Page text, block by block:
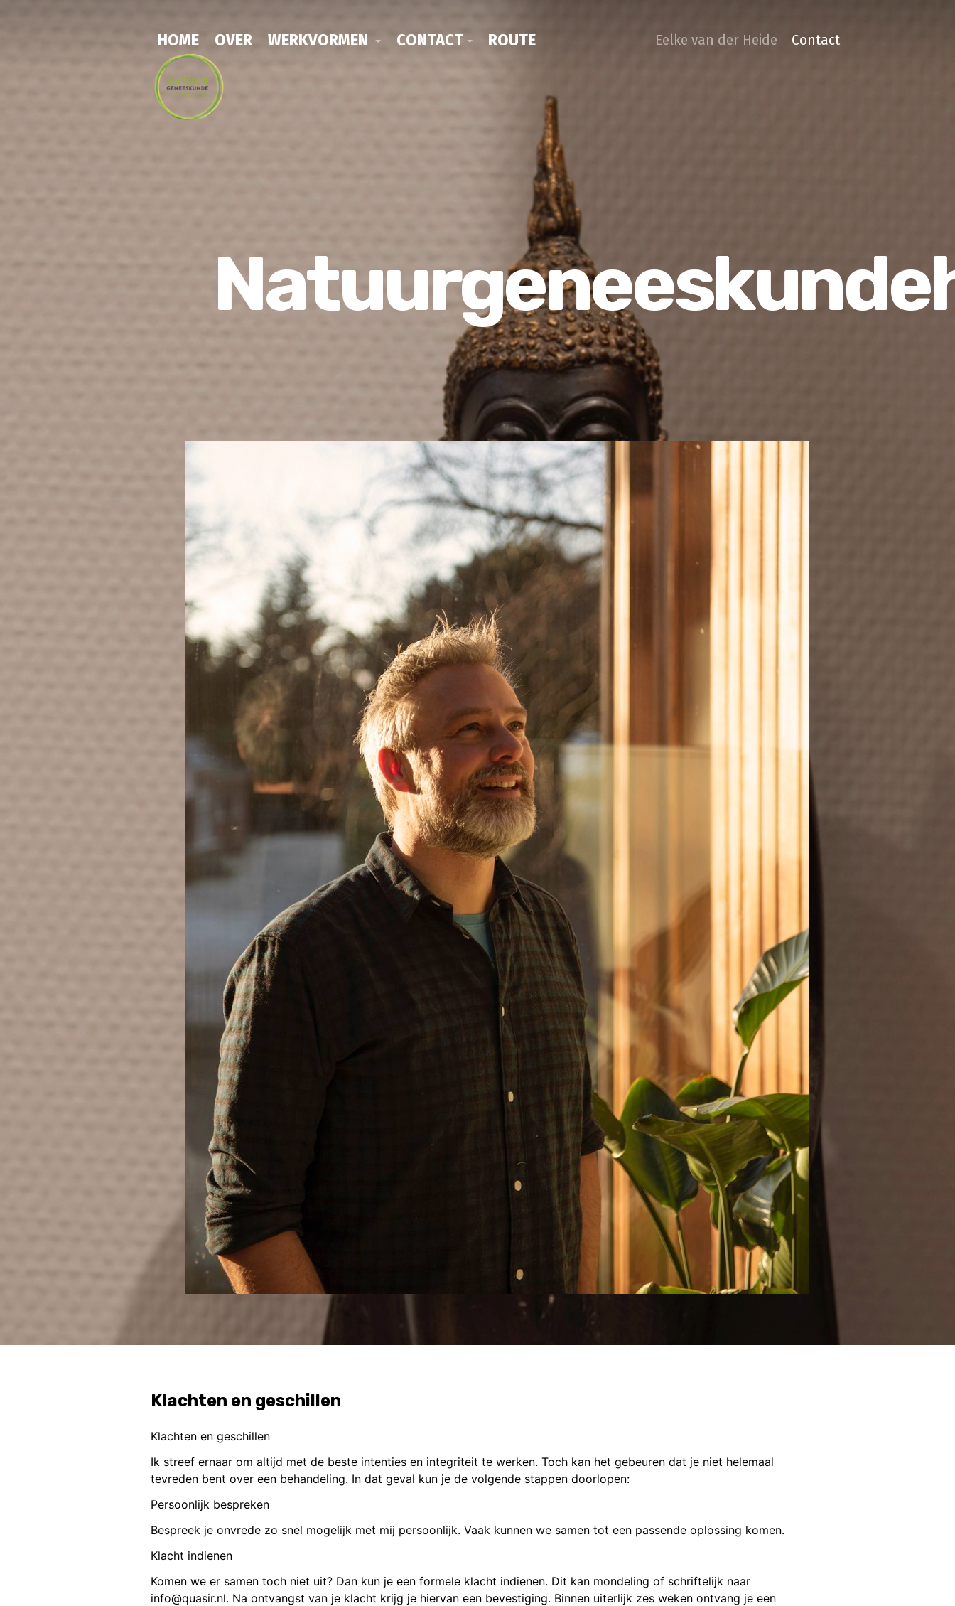
HOME OVER WERKVORMEN CONTACT ROUTE Eelke van der Heide Contact
Klachten en geschillen
Klachten en geschillen
Ik streef ernaar om altijd met de beste intenties en integriteit te werken. Toch kan het gebeuren dat je niet helemaal
tevreden bent over een behandeling. In dat geval kun je de volgende stappen doorlopen:
Persoonlijk bespreken
Bespreek je onvrede zo snel mogelijk met mij persoonlijk. Vaak kunnen we samen tot een passende oplossing komen.
Klacht indienen
Komen we er samen toch niet uit? Dan kun je een formele klacht indienen. Dit kan mondeling of schriftelijk naar
info@quasir.nl. Na ontvangst van je klacht krijg je hiervan een bevestiging. Binnen uiterlijk zes weken ontvang je een